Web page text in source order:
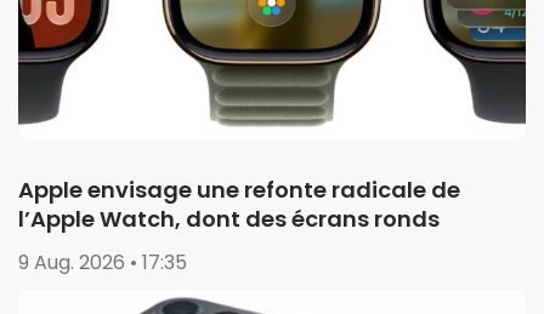
Apple envisage une refonte radicale de
l’Apple Watch, dont des écrans ronds
9 Aug. 2026 • 17:35